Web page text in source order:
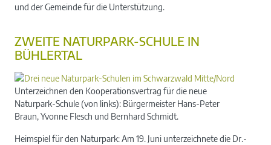
und der Gemeinde für die Unterstützung.
ZWEITE NATURPARK-SCHULE IN
BÜHLERTAL
Unterzeichnen den Kooperationsvertrag für die neue
Naturpark-Schule (von links): Bürgermeister Hans-Peter
Braun, Yvonne Flesch und Bernhard Schmidt.
Heimspiel für den Naturpark: Am 19. Juni unterzeichnete die Dr.-